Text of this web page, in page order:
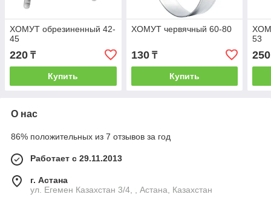
ХОМУТ обрезиненный 42-
45
220 ₸
Купить
ХОМУТ червячный 60-80
130₸
Купить
53
250
О нас
86% положительных из 7 отзывов за год
Работает с 29.11.2013
г. Астана
ул. Егемен Казахстан 3/4, , Астана, Казахстан